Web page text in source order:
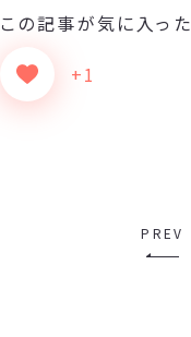
この記事が気に入った
+1
PREV